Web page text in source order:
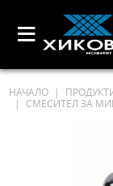
НАЧАЛО
СМЕСИТЕЛ ЗА